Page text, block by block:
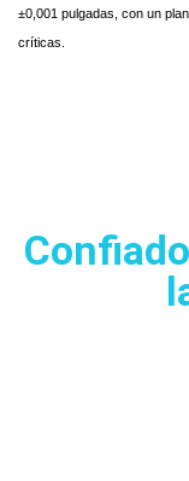
±0,001 pulgadas, con un
críticas.